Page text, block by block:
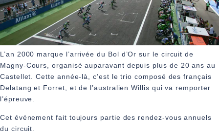
L’an 2000 marque l’arrivée du Bol d’Or sur le circuit de
Magny-Cours, organisé auparavant depuis plus de 20 ans au
Castellet. Cette année-là, c’est le trio composé des français
Delatang et Forret, et de l’australien Willis qui va remporter
l’épreuve.
Cet événement fait toujours partie des rendez-vous annuels
du circuit.